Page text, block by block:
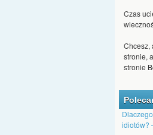
stronie,
stronie
Jeśli
Nawet
idiotów?